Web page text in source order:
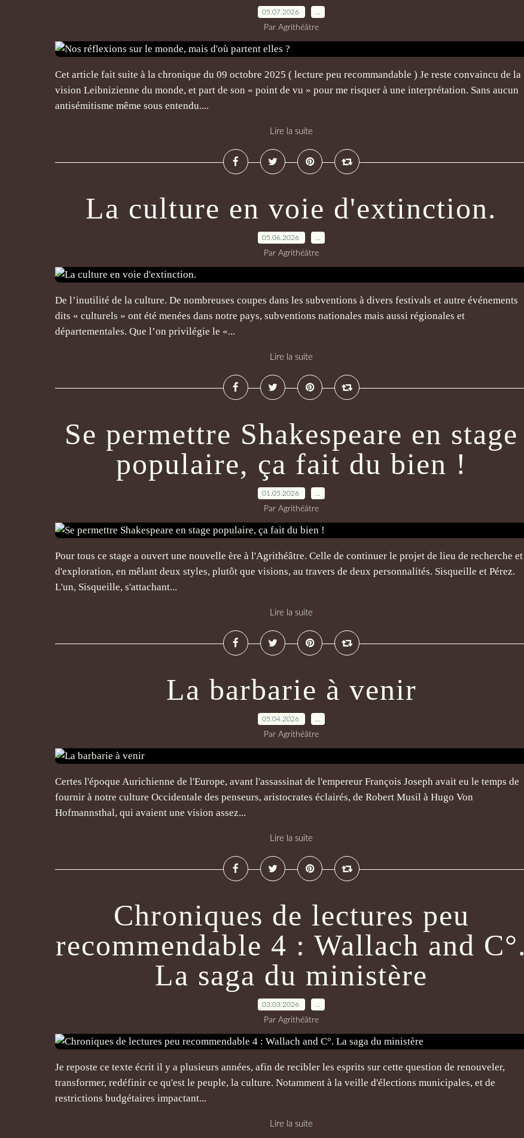
05.07.2026
Par Agrithéâtre
Cet article fait suite à la chronique du 09 octobre 2025 ( lecture peu recommandable ) Je reste convaincu de la
vision Leibnizienne du monde, et part de son « point de vu » pour me risquer à une interprétation. Sans aucun
antisémitisme même sous entendu....
Lire la suite
La culture en voie d'extinction.
05.06.2026
Par Agrithéâtre
De l’inutilité de la culture. De nombreuses coupes dans les subventions à divers festivals et autre événements
dits « culturels » ont été menées dans notre pays, subventions nationales mais aussi régionales et
départementales. Que l’on privilégie le «...
Lire la suite
Se permettre Shakespeare en stage
populaire, ça fait du bien !
01.05.2026
Par Agrithéâtre
Pour tous ce stage a ouvert une nouvelle ère à l'Agrithéâtre. Celle de continuer le projet de lieu de recherche et
d'exploration, en mêlant deux styles, plutôt que visions, au travers de deux personnalités. Sisqueille et Pérez.
L'un, Sisqueille, s'attachant...
Lire la suite
La barbarie à venir
05.04.2026
Par Agrithéâtre
Certes l'époque Aurichienne de l'Europe, avant l'assassinat de l'empereur François Joseph avait eu le temps de
fournir à notre culture Occidentale des penseurs, aristocrates éclairés, de Robert Musil à Hugo Von
Hofmannsthal, qui avaient une vision assez...
Lire la suite
Chroniques de lectures peu
recommendable 4 : Wallach and C°.
La saga du ministère
03.03.2026
Par Agrithéâtre
Je reposte ce texte écrit il y a plusieurs années, afin de recibler les esprits sur cette question de renouveler,
transformer, redéfinir ce qu'est le peuple, la culture. Notamment à la veille d'élections municipales, et de
restrictions budgétaires impactant...
Lire la suite